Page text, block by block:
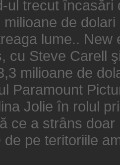
ul trecut încasări
de
lume..
cu Steve Carell
milioane de
Paramount
Jolie în rolul
ce a strâns
de pe teritoriile